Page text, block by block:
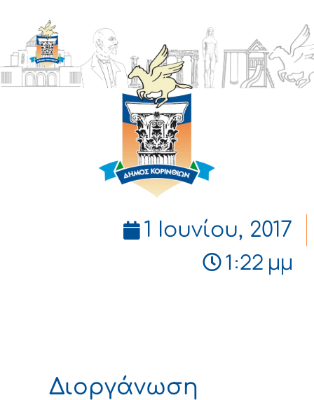
ΔΗΜΟΣ
ΚΟΡΙΝΘΙΩΝ
1 Ιουνίου, 2017
1:22 μμ
Διοργάνωση